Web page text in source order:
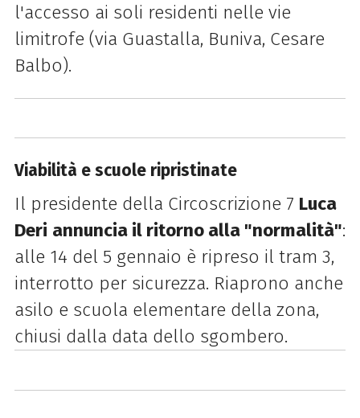
l'accesso ai soli residenti nelle vie
limitrofe (via Guastalla, Buniva, Cesare
Balbo).
Viabilità e scuole ripristinate
Il presidente della Circoscrizione 7 Luca
Deri annuncia il ritorno alla "normalità":
alle 14 del 5 gennaio è ripreso il tram 3,
interrotto per sicurezza. Riaprono anche
asilo e scuola elementare della zona,
chiusi dalla data dello sgombero.